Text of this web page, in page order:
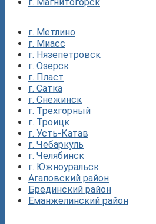
г. Метлино
г. Миасс
г. Нязепетровск
г. Озерск
г. Пласт
г. Сатка
г. Снежинск
г. Трехгорный
г. Троицк
г. Усть-Катав
г. Чебаркуль
г. Челябинск
г. Южноуральск
Агаповский район
Брединский район
Еманжелинский район